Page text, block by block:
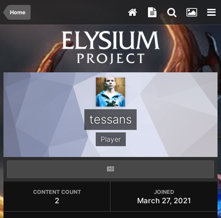
Home
tessans
Player
CONTENT COUNT
2
JOINED
March 27, 2021